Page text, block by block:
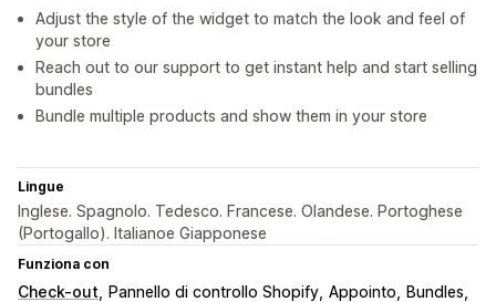
Adjust the style of the widget to match the look and feel of
your store
Reach out to our support to get instant help and start selling
bundles
Bundle multiple products and show them in your store
Lingue
Inglese. Spagnolo. Tedesco. Francese. Olandese. Portoghese
(Portogallo). Italianoe Giapponese
Funziona con
Check-out Pannello di controllo Shopify Appointo
Bundles